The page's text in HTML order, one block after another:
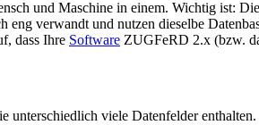
und Maschine in einem. Wichtig ist:
verwandt und nutzen dieselbe
dass Ihre Software ZUGFeRD 2.x (bzw.
unterschiedlich viele Datenfelder